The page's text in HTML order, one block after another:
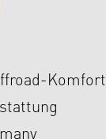
Komfort